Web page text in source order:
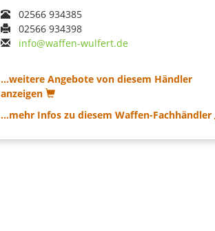
02566 934385
02566 934398
info@waffen-wulfert.de
...weitere Angebote von diesem Händler
anzeigen
...mehr Infos zu diesem Waffen-Fachhändler